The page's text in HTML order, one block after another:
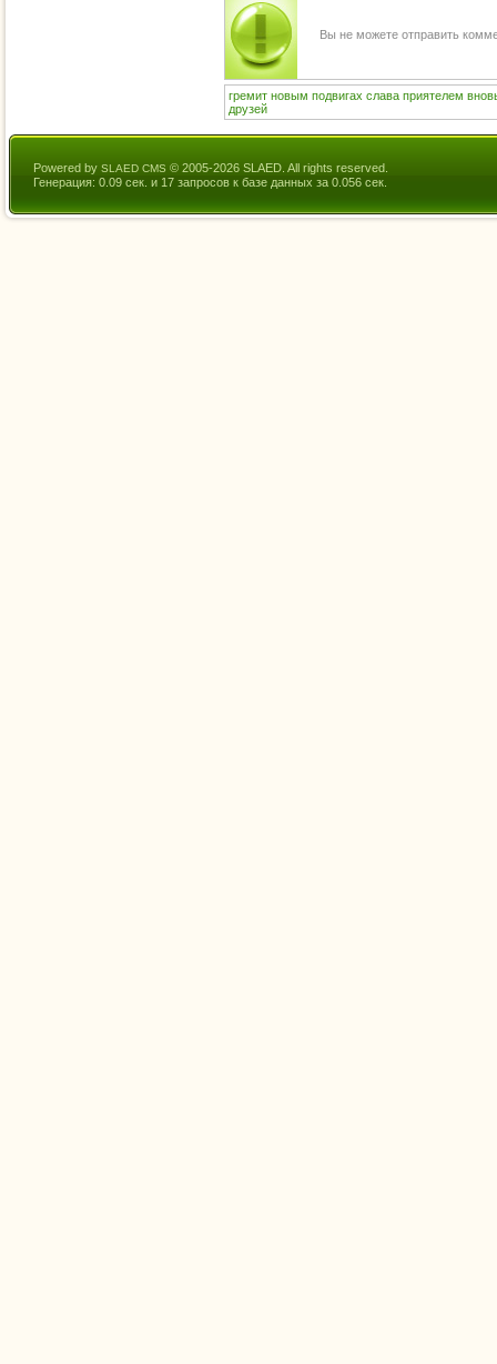
Вы не можете отправить
гремит новым подвигах слава приятелем
друзей
Powered by SLAED CMS © 2005-2026 SLAED. All rights reserved.
Генерация: 0.09 сек. и 17 запросов к базе данных за 0.056 сек.